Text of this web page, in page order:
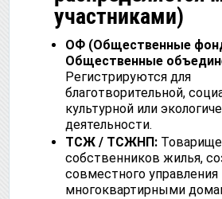
участниками)
ОФ (Общественные
Общественные
Регистрируются для
благотворительной,
культурной или
деятельности.
ТСЖ / ТСЖНП:
собственников жилья,
совместного управления
многоквартирными